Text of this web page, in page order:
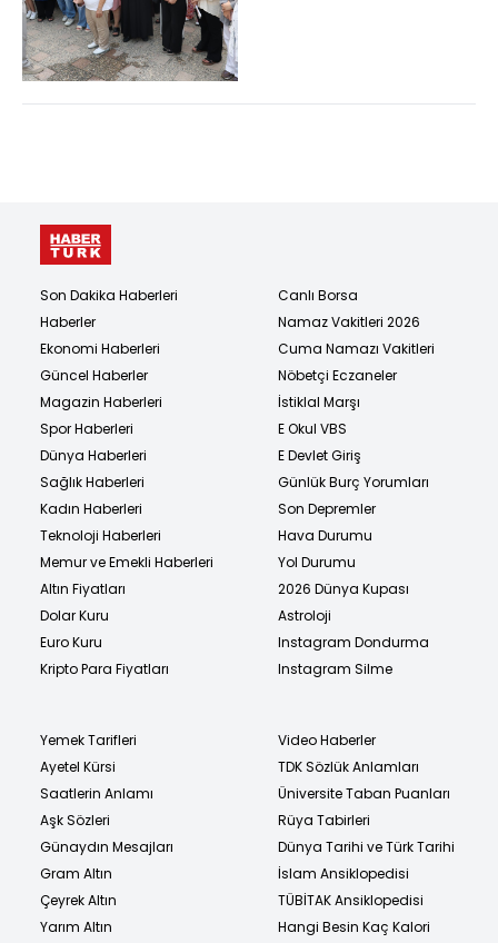
Son Dakika Haberleri
Haberler
Ekonomi Haberleri
Güncel Haberler
Magazin Haberleri
Spor Haberleri
Dünya Haberleri
Sağlık Haberleri
Kadın Haberleri
Teknoloji Haberleri
Memur ve Emekli Haberleri
Altın Fiyatları
Dolar Kuru
Euro Kuru
Kripto Para Fiyatları
Canlı Borsa
Namaz Vakitleri 2026
Cuma Namazı Vakitleri
Nöbetçi Eczaneler
İstiklal Marşı
E Okul VBS
E Devlet Giriş
Günlük Burç Yorumları
Son Depremler
Hava Durumu
Yol Durumu
2026 Dünya Kupası
Astroloji
Instagram Dondurma
Instagram Silme
Yemek Tarifleri
Ayetel Kürsi
Saatlerin Anlamı
Aşk Sözleri
Günaydın Mesajları
Gram Altın
Çeyrek Altın
Yarım Altın
Video Haberler
TDK Sözlük Anlamları
Üniversite Taban Puanları
Rüya Tabirleri
Dünya Tarihi ve Türk Tarihi
İslam Ansiklopedisi
TÜBİTAK Ansiklopedisi
Hangi Besin Kaç Kalori